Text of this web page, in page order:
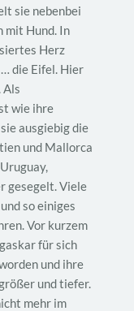
sie nebenbei
mit Hund. In
Herz
die Eifel. Hier
Als
wie ihre
ausgiebig die
und Mallorca
gesegelt. Viele
so einiges
Vor kurzem
für sich
und ihre
und tiefer.
mehr im